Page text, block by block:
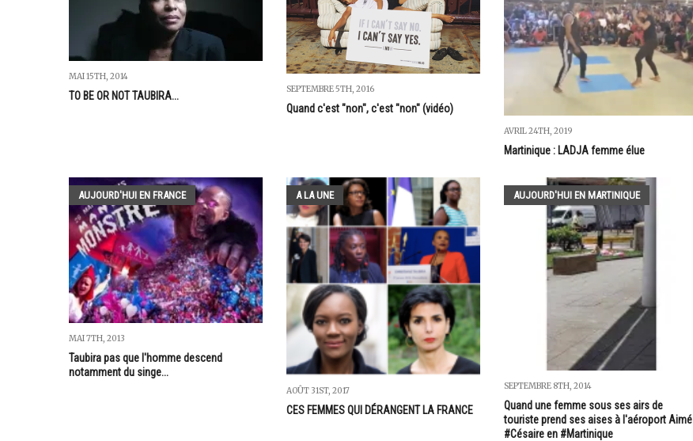
MAI 15TH, 2014
TO BE OR NOT TAUBIRA...
SEPTEMBRE 5TH, 2016
Quand c'est "non", c'est "non" (vidéo)
AVRIL 24TH, 2019
Martinique : LADJA femme élue
AUJOURD'HUI EN FRANCE
MAI 7TH, 2013
Taubira pas que l'homme descend
notamment du singe...
A LA UNE
AOÛT 31ST, 2017
CES FEMMES QUI DÉRANGENT LA FRANCE
AUJOURD'HUI EN MARTINIQUE
SEPTEMBRE 8TH, 2014
Quand une femme sous ses airs de
touriste prend ses aises à l'aéroport Aimé
#Césaire en #Martinique